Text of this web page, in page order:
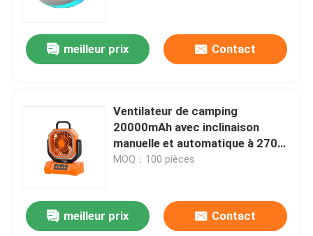
À la maison
Produits
À propos de nous
meilleur prix Contact
Ventilateur de camping
20000mAh avec inclinaison
manuelle et automatique à 270
degrés, télécommande, batterie
MOQ：100 pièces
meilleur prix Contact
2,1 Nearfield a câblé la bordure de haut-parleur d'ordinateur - bruit